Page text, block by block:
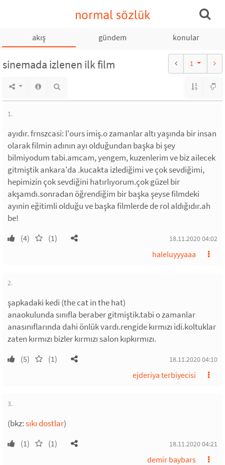
normal sözlük
akış gündem konular
sinemada izlenen ilk film 1
1.
ayıdır. frnszcasi: l'ours imiş.o zamanlar altı yaşında bir insan
olarak filmin adının ayı olduğundan başka bi şey
bilmiyodum tabi.amcam, yengem, kuzenlerim ve biz ailecek
gitmiştik ankara'da .kucakta izlediğimi ve çok sevdiğimi,
hepimizin çok sevdiğini hatırlıyorum.çok güzel bir
akşamdı.sonradan öğrendiğim bir başka şeyse filmdeki
ayınin eğitimli olduğu ve başka filmlerde de rol aldığıdır.ah
be!
(4) (1) 18.11.2020 04:02
haleluyyyaaa
2.
şapkadaki kedi (the cat in the hat)
anaokulunda sınıfla beraber gitmiştik.tabi o zamanlar
anasınıflarında dahi önlük vardı.rengide kırmızı idi.koltuklar
zaten kırmızı bizler kırmızı salon kıpkırmızı.
(5) (1) 18.11.2020 04:10
ejderiya terbiyecisi
3.
(bkz:sıkı dostlar)
(1) (1) 18.11.2020 04:21
demir baybars